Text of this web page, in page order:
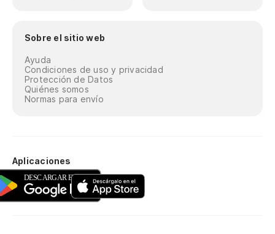
Sobre el sitio web
Ayuda
Condiciones de uso y privacidad
Protección de Datos
Quiénes somos
Normas para envío
Aplicaciones